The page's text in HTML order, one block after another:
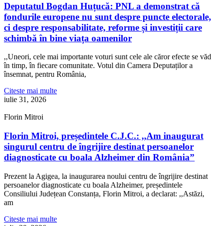
Deputatul Bogdan Huțucă: PNL a demonstrat că
fondurile europene nu sunt despre puncte electorale,
ci despre responsabilitate, reforme și investiții care
schimbă în bine viața oamenilor
,,Uneori, cele mai importante voturi sunt cele ale căror efecte se văd
în timp, în fiecare comunitate. Votul din Camera Deputaților a
însemnat, pentru România,
Citeste mai multe
iulie 31, 2026
Florin Mitroi
Florin Mitroi, președintele C.J.C.: ,,Am inaugurat
singurul centru de îngrijire destinat persoanelor
diagnosticate cu boala Alzheimer din România”
Prezent la Agigea, la inaugurarea noului centru de îngrijire destinat
persoanelor diagnosticate cu boala Alzheimer, președintele
Consiliului Județean Constanța, Florin Mitroi, a declarat: ,,Astăzi,
am
Citeste mai multe